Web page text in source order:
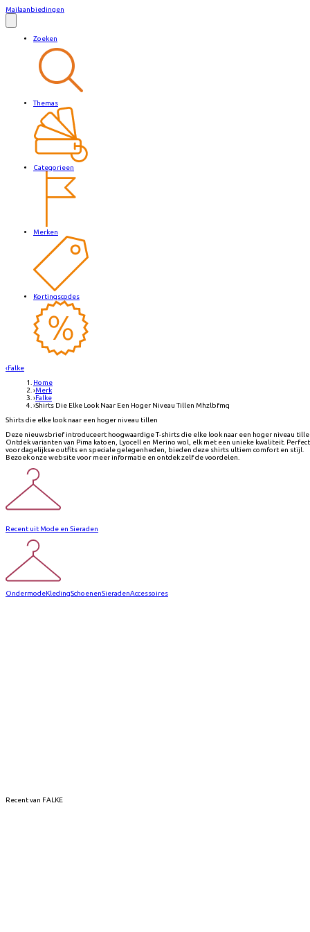
Mailaanbiedingen
Zoeken
Themas
Categorieen
Merken
Kortingscodes
‹Falke
Home
›Merk
›Falke
›Shirts Die Elke Look Naar Een Hoger Niveau Tillen Mhzlbfmq
Shirts die elke look naar een hoger niveau tillen
Deze nieuwsbrief introduceert hoogwaardige T-shirts die elke look naar een hoger niveau
Ontdek varianten van Pima katoen, Lyocell en Merino wol, elk met een unieke kwaliteit. Perfect
voor dagelijkse outfits en speciale gelegenheden, bieden deze shirts ultiem comfort en stijl.
Bezoek onze website voor meer informatie en ontdek zelf de voordelen.
Recent uit Mode en Sieraden
OndermodeKledingSchoenenSieradenAccessoires
Recent van FALKE